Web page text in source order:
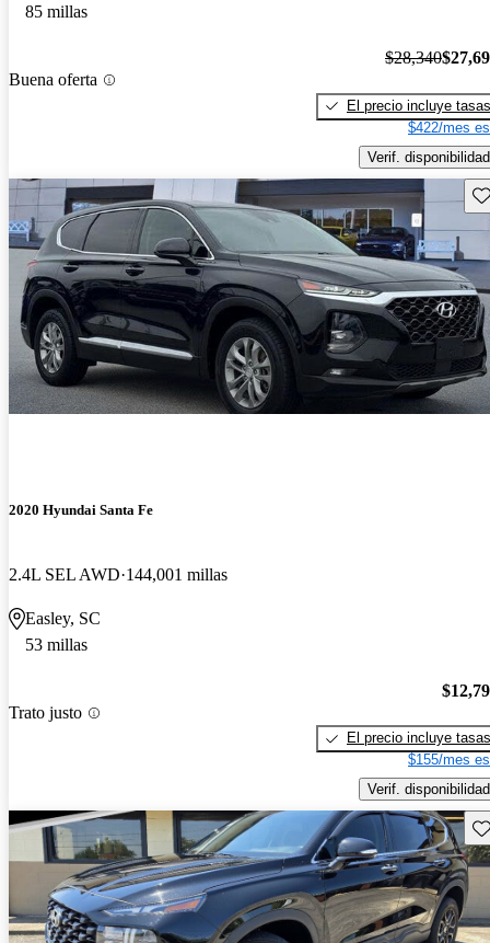
85 millas
Buena oferta
$28,340
El precio incluye tasas
$422/mes
Verif. disponibilidad
2020 Hyundai Santa Fe
2.4L SEL AWD 144,001 millas
Easley, SC
53 millas
Trato justo
El precio incluye tasas
$155/mes
Verif. disponibilidad